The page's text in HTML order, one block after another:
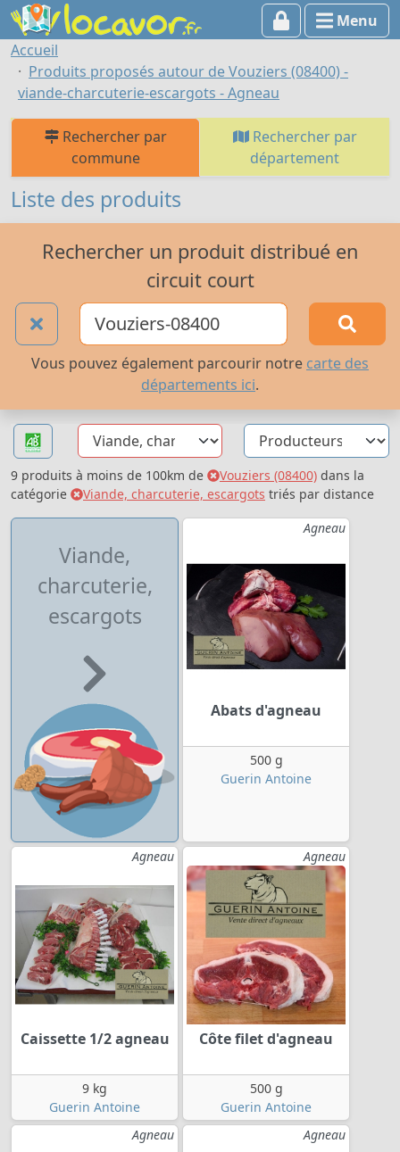
Menu
Accueil
Produits proposés autour de Vouziers (08400) -
viande-charcuterie-escargots - Agneau
Rechercher par
commune
Rechercher par
département
Liste des produits
Rechercher un produit distribué en
circuit court
Vous pouvez également parcourir notre carte des
départements ici.
9 produits à moins de 100km de Vouziers (08400) dans la
catégorie
Viande, charcuterie, escargots triés par distance
Viande,
charcuterie,
escargots
Agneau
Abats d'agneau
500 g
Guerin Antoine
Agneau
Caissette 1/2 agneau
9 kg
Guerin Antoine
Agneau
Côte filet d'agneau
500 g
Guerin Antoine
Agneau
Agneau